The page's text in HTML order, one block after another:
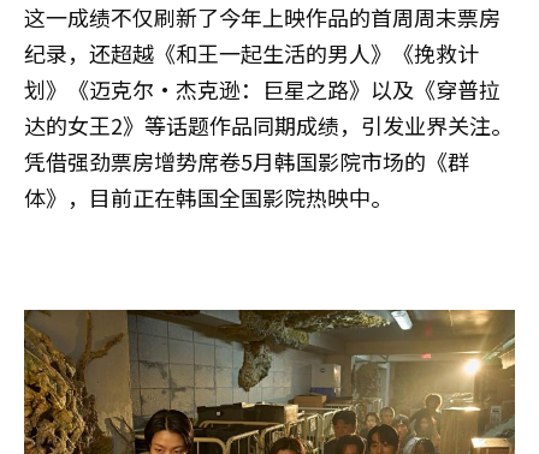
这一成绩不仅刷新了今年上映作品的首周周末票房
纪录，还超越《和王一起生活的男人》《挽救计
划》《迈克尔·杰克逊：巨星之路》以及《穿普拉
达的女王2》等话题作品同期成绩，引发业界关注。
凭借强劲票房增势席卷5月韩国影院市场的《群
体》，目前正在韩国全国影院热映中。